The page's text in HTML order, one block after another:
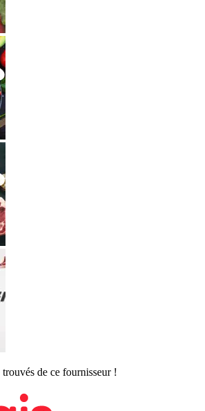
de ce fournisseur !